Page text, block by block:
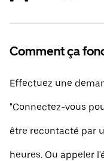
Comment ça
Effectuez une
"Connectez-vous
être recontacté par
heures. Ou appeler